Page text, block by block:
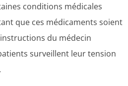
conditions médicales
que ces médicaments soient
du médecin
surveillent leur tension